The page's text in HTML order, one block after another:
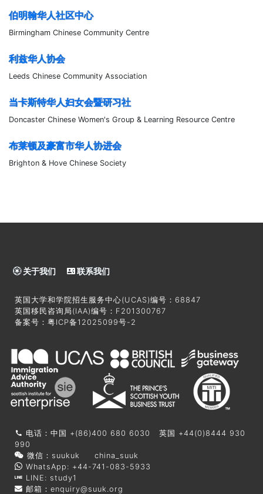
伯明翰华人社区中心
Birmingham Chinese Community Centre
利兹华人协会
Leeds Chinese Community Association
当卡斯特华人妇女会暨研习社
Doncaster Chinese Women's Group & Learning Resource Centre
布莱顿及豪富市华人协进会
Brighton & Hove Chinese Society
关于我们 联系我们
英国大学和学院招生服务中心(UCAS)编号：68847
英国移民咨询局(IAA)编号：F201300767
备案号： 粤ICP备12025099号-2
电话：中国 +(86)400 680 6030 英国 +44(0)8444 930
990
微信：suukuk china_suuk
WhatsApp: +44-741-083-5933
LINE: study1
邮箱： enquiry@suuk.org